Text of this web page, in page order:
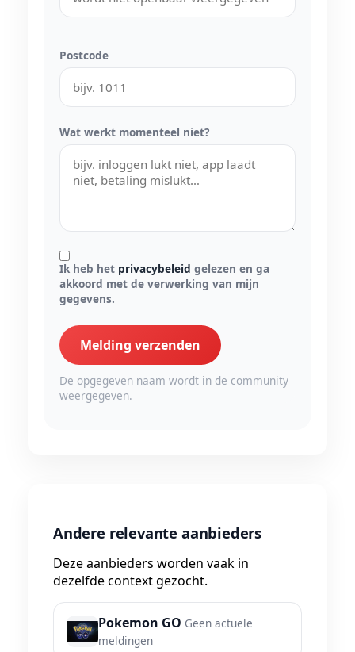
Postcode
Wat werkt momenteel niet?
Ik heb het privacybeleid gelezen en ga
akkoord met de verwerking van mijn
gegevens.
Melding verzenden
De opgegeven naam wordt in de community
weergegeven.
Andere relevante aanbieders
Deze aanbieders worden vaak in
dezelfde context gezocht.
Pokemon GO Geen actuele
meldingen